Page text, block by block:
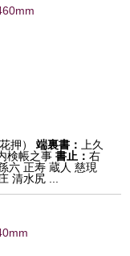
押） 端裏書：
上久
検帳之事書止：右
六 正寿 蔵人 慈現
清水尻 ...